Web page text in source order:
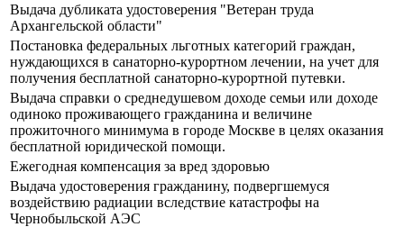
Выдача дубликата удостоверения "Ветеран труда
Архангельской области"
Постановка федеральных льготных категорий граждан,
нуждающихся в санаторно-курортном лечении, на учет для
получения бесплатной санаторно-курортной путевки.
Выдача справки о среднедушевом доходе семьи или доходе
одиноко проживающего гражданина и величине
прожиточного минимума в городе Москве в целях оказания
бесплатной юридической помощи.
Ежегодная компенсация за вред здоровью
Выдача удостоверения гражданину, подвергшемуся
воздействию радиации вследствие катастрофы на
Чернобыльской АЭС